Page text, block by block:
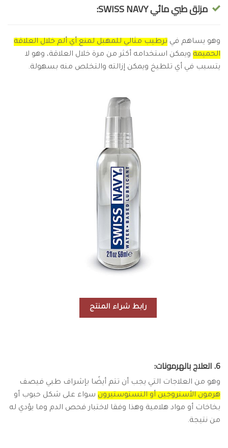
مزلق طبي مائي SWISS NAVY:
وهو يساهم في ترطيب مثالي للمهبل لمنع أي ألم خلال العلاقة
الحميمة ويمكن استخدامه أكثر من مرة خلال العلاقة، وهو لا
يتسبب في أي تلطيخ ويمكن إزالته والتخلص منه بسهولة.
رابط شراء المنتج
6. العلاج بالهرمونات:
وهو من العلاجات التي يجب أن تتم أيضًا بإشراف طبي فيصف
هرمون الأستروجين أو التستوستيرون سواء على شكل حبوب أو
بخاخات أو مواد هلامية وهذا وفقا لاختبار فحص الدم وما يؤدي له
من نتيجة.